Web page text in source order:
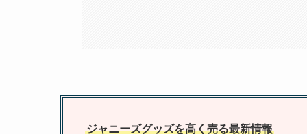
ジャニーズグッズを高く売る最新情報